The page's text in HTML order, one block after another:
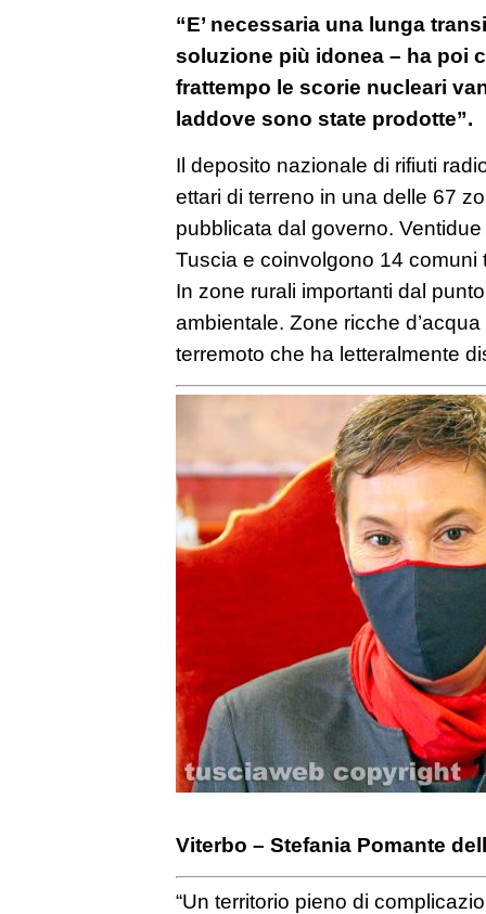
“E’ necessaria una lunga
soluzione più idonea – ha poi
frattempo le scorie nucleari
laddove sono state prodotte”.
Il deposito nazionale di rifiuti
ettari di terreno in una delle 67
pubblicata dal governo.
Tuscia e coinvolgono 14 comuni
In zone rurali importanti dal
ambientale. Zone ricche
terremoto che ha letteralmente
Viterbo – Stefania Pomante
“Un territorio pieno di